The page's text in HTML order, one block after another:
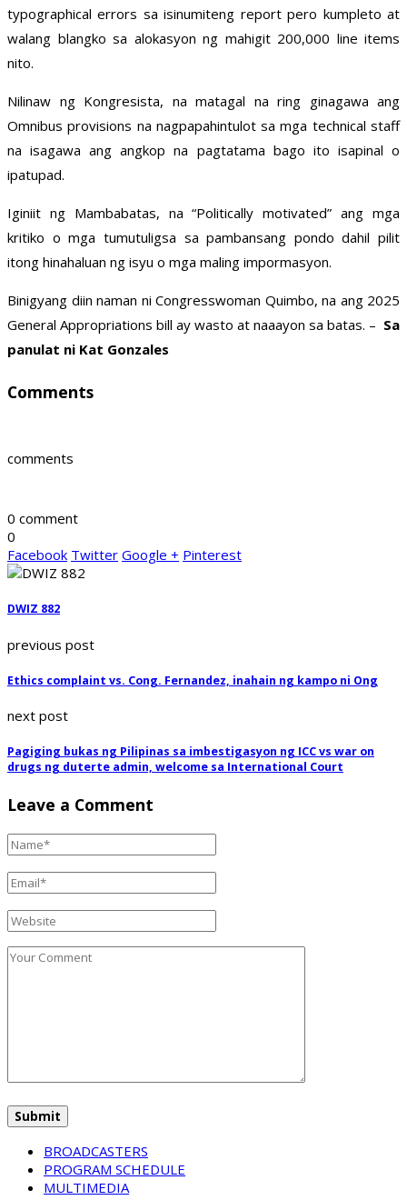
typographical errors sa isinumiteng report pero kumpleto at
walang blangko sa alokasyon ng mahigit 200,000 line items
nito.
Nilinaw ng Kongresista, na matagal na ring ginagawa ang
Omnibus provisions na nagpapahintulot sa mga technical staff
na isagawa ang angkop na pagtatama bago ito isapinal o
ipatupad.
Iginiit ng Mambabatas, na “Politically motivated” ang mga
kritiko o mga tumutuligsa sa pambansang pondo dahil pilit
itong hinahaluan ng isyu o mga maling impormasyon.
Binigyang diin naman ni Congresswoman Quimbo, na ang 2025
General Appropriations bill ay wasto at naaayon sa batas. – Sa
panulat ni Kat Gonzales
Comments
comments
0 comment
0
Facebook Twitter Google + Pinterest
DWIZ 882
previous post
Ethics complaint vs. Cong. Fernandez, inahain ng kampo ni Ong
next post
Pagiging bukas ng Pilipinas sa imbestigasyon ng ICC vs war on
drugs ng duterte admin, welcome sa International Court
Leave a Comment
BROADCASTERS
PROGRAM SCHEDULE
MULTIMEDIA